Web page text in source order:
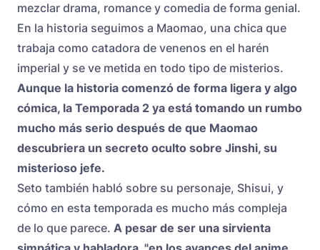
mezclar drama, romance y comedia de forma genial.
En la historia seguimos a Maomao, una chica que
trabaja como catadora de venenos en el harén
imperial y se ve metida en todo tipo de misterios.
Aunque la historia comenzó de forma ligera y algo
cómica, la Temporada 2 ya está tomando un rumbo
mucho más serio después de que Maomao
descubriera un secreto oculto sobre Jinshi, su
misterioso jefe.
Seto también habló sobre su personaje, Shisui, y
cómo en esta temporada es mucho más compleja
de lo que parece. A pesar de ser una sirvienta